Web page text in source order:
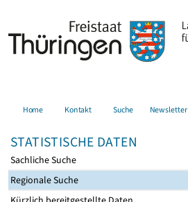
Home Kontakt Suche Newsletter
STATISTISCHE DATEN
Sachliche Suche
Regionale Suche